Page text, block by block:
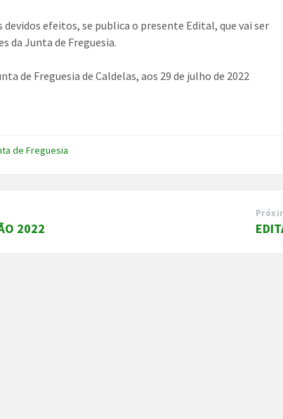
devidos efeitos, se publica o presente Edital, que vai ser
da Junta de Freguesia.
de Freguesia de Caldelas, aos 29 de julho de 2022
de Freguesia
2022